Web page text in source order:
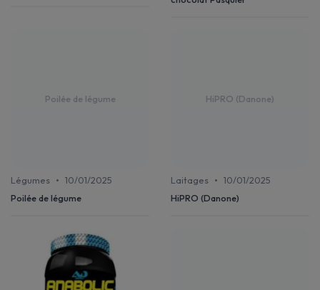
Poilée de légume
Légumes • 10/01/2025
Poilée de légume
HiPRO (Danone)
Laitages • 10/01/2025
HiPRO (Danone)